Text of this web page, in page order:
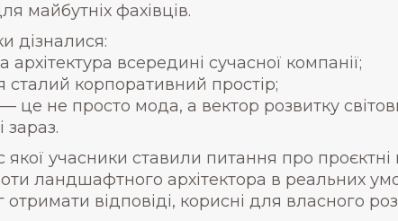
майбутніх фахівців.
дізналися:
всередині сучасної компанії;
корпоративний простір;
це не просто мода, а вектор розвитку
зараз.
учасники ставили питання про проєктні
ландшафтного архітектора в реальних
відповіді, корисні для власного